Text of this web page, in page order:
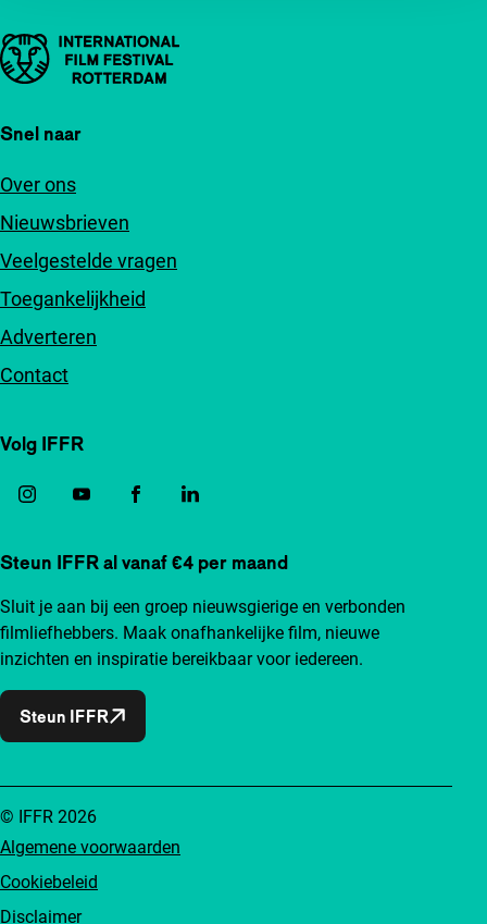
Belangrijke links
Snel naar
Over ons
Nieuwsbrieven
Veelgestelde vragen
Toegankelijkheid
Adverteren
Contact
Volg IFFR
Steun IFFR al vanaf €4 per maand
Sluit je aan bij een groep nieuwsgierige en verbonden
filmliefhebbers. Maak onafhankelijke film, nieuwe
inzichten en inspiratie bereikbaar voor iedereen.
Steun IFFR
Algemene voorwaarden
Cookiebeleid
Disclaimer
© IFFR 2026